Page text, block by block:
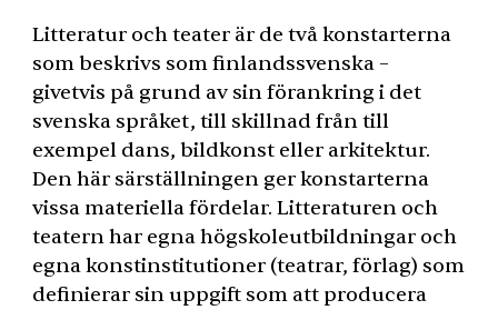
Litteratur och teater är de två konstarterna
som beskrivs som finlandssvenska –
givetvis på grund av sin förankring i det
svenska språket, till skillnad från till
exempel dans, bildkonst eller arkitektur.
Den här särställningen ger konstarterna
vissa materiella fördelar. Litteraturen och
teatern har egna högskoleutbildningar och
egna konstinstitutioner (teatrar, förlag) som
definierar sin uppgift som att producera